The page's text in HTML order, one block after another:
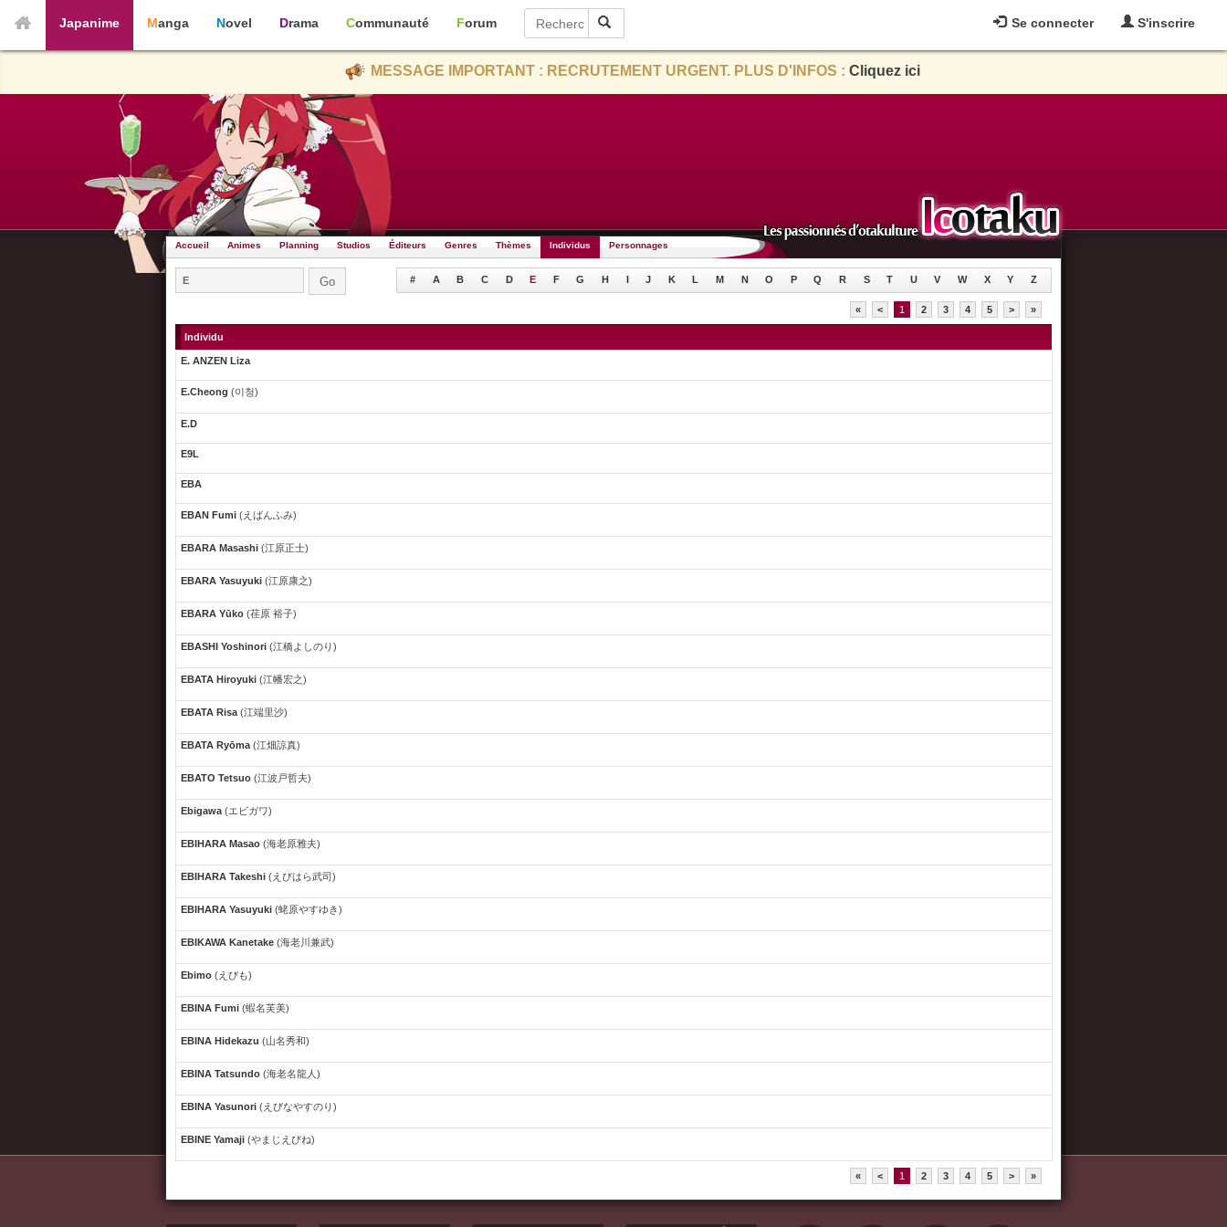
Se connecter S'inscrire
Japanime Manga Novel Drama Communauté Forum
MESSAGE IMPORTANT : RECRUTEMENT URGENT. PLUS D'INFOS : Cliquez ici
Accueil Animes Planning Studios Éditeurs Genres Thèmes Individus Personnages
# A B C D E F G H I J K L M N O P Q R S T U V W X Y Z
« < 1 2 3 4 5 > »
Individu
E. ANZEN Liza
E.Cheong (이청)
E.D
E9L
EBA
EBAN Fumi (えばんふみ)
EBARA Masashi (江原正士)
EBARA Yasuyuki (江原康之)
EBARA Yūko (荏原 裕子)
EBASHI Yoshinori (江橋よしのり)
EBATA Hiroyuki (江幡宏之)
EBATA Risa (江端里沙)
EBATA Ryōma (江畑諒真)
EBATO Tetsuo (江波戸哲夫)
Ebigawa (エビガワ)
EBIHARA Masao (海老原雅夫)
EBIHARA Takeshi (えびはら武司)
EBIHARA Yasuyuki (蛯原やすゆき)
EBIKAWA Kanetake (海老川兼武)
Ebimo (えびも)
EBINA Fumi (蝦名芙美)
EBINA Hidekazu (山名秀和)
EBINA Tatsundo (海老名龍人)
EBINA Yasunori (えびなやすのり)
EBINE Yamaji (やまじえびね)
« < 1 2 3 4 5 > »